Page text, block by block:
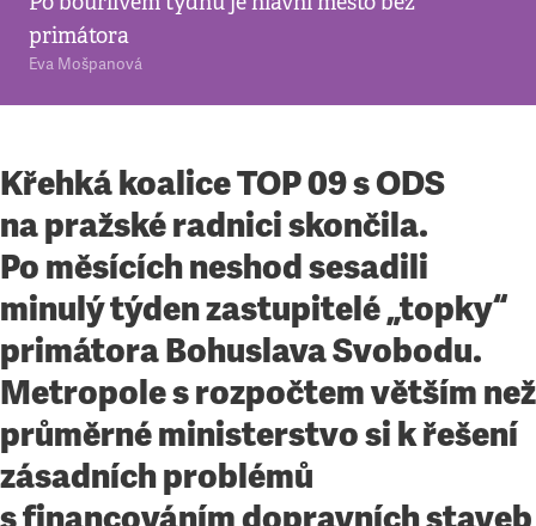
primátora
Eva Mošpanová
Křehká koalice TOP 09 s ODS
na pražské radnici skončila.
Po měsících neshod sesadili
minulý týden zastupitelé „topky“
primátora Bohuslava Svobodu.
Metropole s rozpočtem větším než
průměrné ministerstvo si k řešení
zásadních problémů